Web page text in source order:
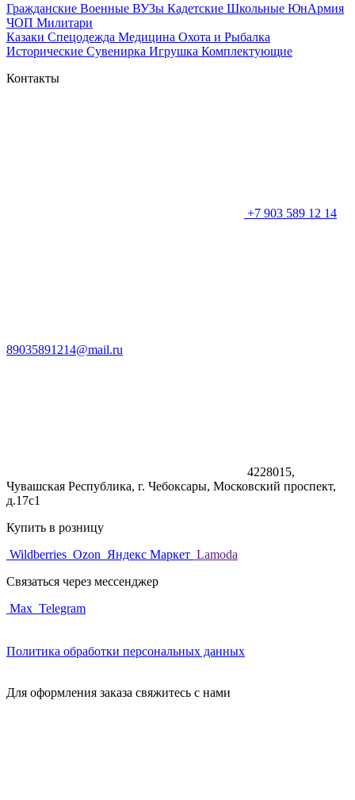
Гражданские Военные ВУЗы Кадетские Школьные ЮнАрмия
ЧОП Милитари
Казаки Спецодежда Медицина Охота и Рыбалка
Исторические Сувенирка Игрушка Комплектующие
Контакты
+7 903 589 12 14
89035891214@mail.ru
4228015,
Чувашская Республика, г. Чебоксары, Московский проспект,
д.17с1
Купить в розницу
Wildberries Ozon Яндекс Маркет Lamoda
Связаться через мессенджер
Max Telegram
Политика обработки персональных данных
Для оформления заказа свяжитесь с нами